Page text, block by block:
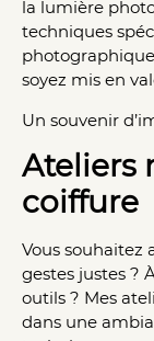
la lumière
techniques
soyez mis en
Un souvenir
Ateliers
coiffure
Vous souhaitez
gestes justes ?
outils ? Mes
dans une